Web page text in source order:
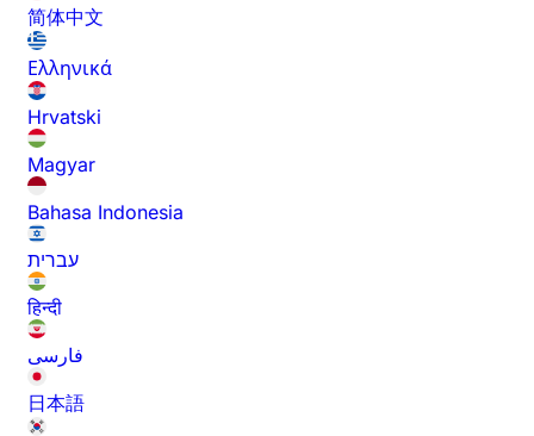
简体中文
Ελληνικά
Hrvatski
Magyar
Bahasa Indonesia
עברית
हिन्दी
فارسی
日本語